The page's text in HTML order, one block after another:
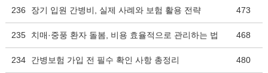
236 장기 입원 간병비, 실제 사례와 보험 활용 전략 473
235 치매·중풍 환자 돌봄, 비용 효율적으로 관리하는 법 468
234 간병보험 가입 전 필수 확인 사항 총정리 480